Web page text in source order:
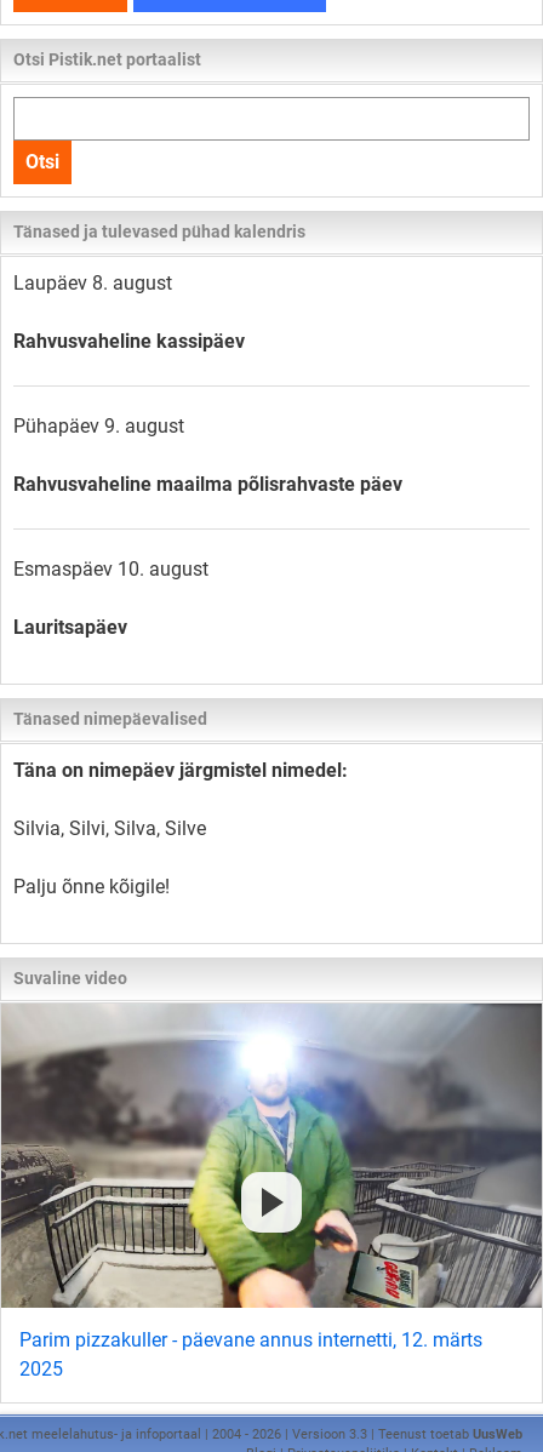
Otsi Pistik.net portaalist
kogu
lehelt
Otsi
Tänased ja tulevased pühad kalendris
Laupäev 8. august
Rahvusvaheline kassipäev
Pühapäev 9. august
Rahvusvaheline maailma põlisrahvaste päev
Esmaspäev 10. august
Lauritsapäev
Tänased nimepäevalised
Täna on nimepäev järgmistel nimedel:
Silvia, Silvi, Silva, Silve
Palju õnne kõigile!
Suvaline video
Parim pizzakuller - päevane annus internetti, 12. märts
2025
meelelahutus- ja infoportaal | 2004 - 2026 | Versioon 3.3 | Teenust toetab UusWeb